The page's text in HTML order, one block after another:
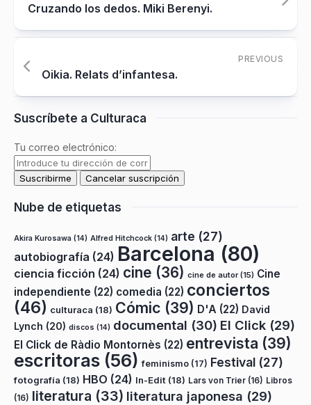
Cruzando los dedos. Miki Berenyi.
PREVIOUS
Oikia. Relats d’infantesa.
Suscríbete a Culturaca
Tu correo electrónico:
Nube de etiquetas
Akira Kurosawa (14) Alfred Hitchcock (14) arte (27)
autobiografía (24) Barcelona (80)
ciencia ficción (24) cine (36) cine de autor(15) Cine
independiente (22) comedia (22) conciertos
(46) culturaca (18) Cómic (39) D'A (22) David
Lynch (20) discos (14) documental (30) El Click (29)
El Click de Ràdio Montornès (22) entrevista (39)
escritoras (56) feminismo (17) Festival (27)
fotografía (18) HBO (24) In-Edit (18) Lars von Trier (16) Libros
(16) literatura (33) literatura japonesa (29)